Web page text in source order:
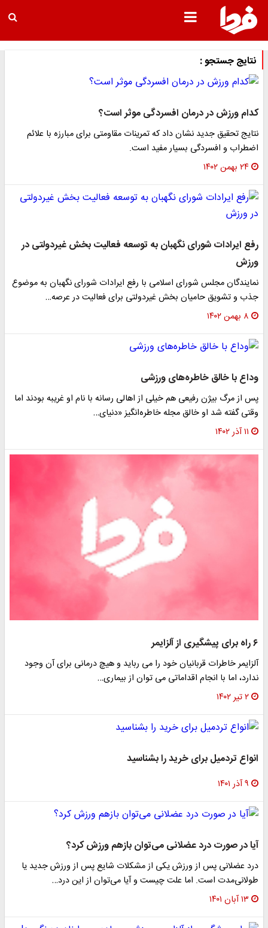
نتایج جستجو :
کدام ورزش در درمان افسردگی موثر است؟
نتایج تحقیق جدید نشان داد که تمرینات مقاومتی برای مبارزه با علائم
اضطراب و افسردگی بسیار مفید است.
۲۴ بهمن ۱۴۰۲
رفع ایرادات شورای نگهبان به توسعه فعالیت بخش غیردولتی در
ورزش
نمایندگان مجلس شورای اسلامی با رفع ایرادات شورای نگهبان به موضوع
جذب و تشویق حامیان بخش غیردولتی برای فعالیت در عرصه…
۸ بهمن ۱۴۰۲
وداع با خالق خاطره‌های ورزشی
پس از مرگ بیژن رفیعی هم خیلی از اهالی رسانه با نام او غریبه بودند اما
وقتی گفته شد او خالق مجله خاطره‌انگیز «دنیای…
۱۱ آذر ۱۴۰۲
۶ راه برای پیشگیری از آلزایمر
آلزایمر خاطرات قربانیان خود را می رباید و هیچ درمانی برای آن وجود
ندارد، اما با انجام اقداماتی می توان از بیماری…
۲ تیر ۱۴۰۲
انواع تردمیل برای خرید را بشناسید
۹ آذر ۱۴۰۱
آیا در صورت درد عضلانی می‌توان بازهم ورزش کرد؟
درد عضلانی پس از ورزش یکی از مشکلات شایع پس از ورزش جدید یا
طولانی‌مدت است. اما علت چیست و آیا می‌توان از این درد…
۱۳ آبان ۱۴۰۱